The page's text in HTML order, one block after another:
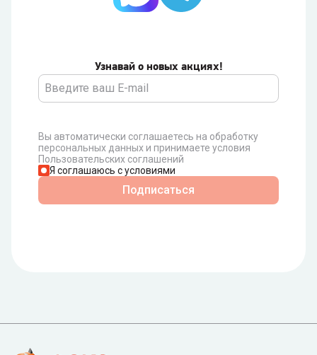
Узнавай о новых акциях!
Вы автоматически соглашаетесь на обработку
персональных данных и принимаете условия
Пользовательских соглашений
Я соглашаюсь с условиями
Подписаться